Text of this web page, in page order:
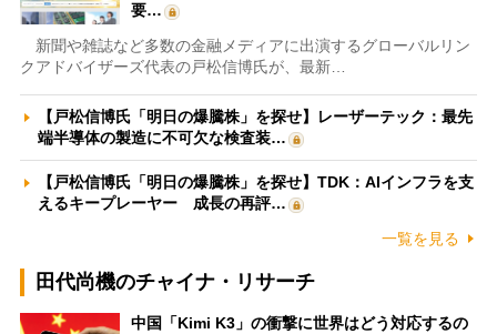
要…
新聞や雑誌など多数の金融メディアに出演するグローバルリン
クアドバイザーズ代表の戸松信博氏が、最新…
【戸松信博氏「明日の爆騰株」を探せ】レーザーテック：最先
端半導体の製造に不可欠な検査装…
【戸松信博氏「明日の爆騰株」を探せ】TDK：AIインフラを支
えるキープレーヤー 成長の再評…
一覧を見る
田代尚機のチャイナ・リサーチ
中国「Kimi K3」の衝撃に世界はどう対応するの